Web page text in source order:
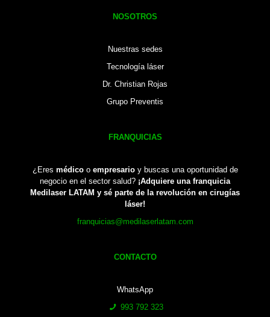
NOSOTROS
Nuestras sedes
Tecnología láser
Dr. Christian Rojas
Grupo Preventis
FRANQUICIAS
¿Eres médicoo empresarioy buscas una oportunidad de
negocio en el sector salud? ¡Adquiere una franquicia
Medilaser LATAM y sé parte de la revolución en cirugías
láser!
franquicias@medilaserlatam.com
CONTACTO
WhatsApp
993 792 323